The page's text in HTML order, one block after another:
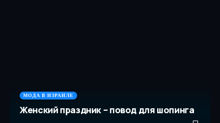
МОДА В ИЗРАИЛЕ
Женский праздник – повод для шопинга